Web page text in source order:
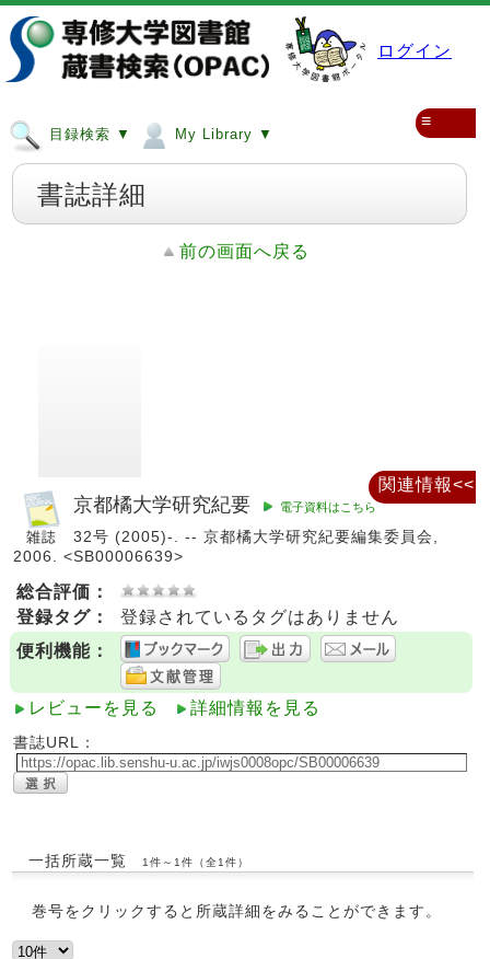
ログイン
目録検索 ▼ My Library ▼
≡
書誌詳細
前の画面へ戻る
京都橘大学研究紀要 電子資料はこちら
32号 (2005)-. -- 京都橘大学研究紀要編集委員会,
2006. <SB00006639>
総合評価：
登録タグ：
登録されているタグはありません
便利機能：
レビューを見る 詳細情報を見る
書誌URL：
一括所蔵一覧 1件～1件（全1件）
巻号をクリックすると所蔵詳細をみることができます。
関連情報<<